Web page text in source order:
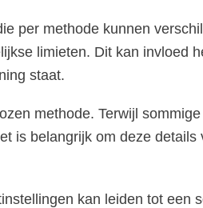
per methode kunnen
limieten. Dit kan invloed
staat.
methode. Terwijl
is belangrijk om deze details
kan leiden tot een